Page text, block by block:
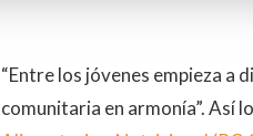
“Entre los jóvenes empieza a
comunitaria en armonía”. Así